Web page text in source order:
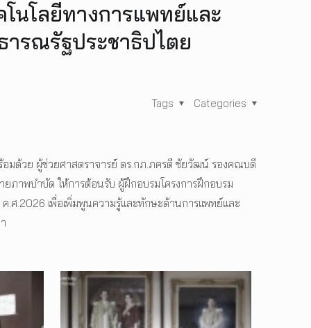
นโลยีทางการแพทย์และ
รณรัฐประชาธิปไตย
Categories
Tags
ด้วย ผู้ช่วยศาสตราจารย์ ดร.กภ.ภครตี ชัยวัฒน์ รองคณบดี
ภาพบำบัด ให้การต้อนรับ ผู้ฝึกอบรมโครงการฝึกอบรม
.ศ.2026 เพื่อเพิ่มพูนความรู้และทักษะด้านการแพทย์และ